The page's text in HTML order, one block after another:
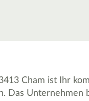
Cham ist Ihr
Das Unternehmen